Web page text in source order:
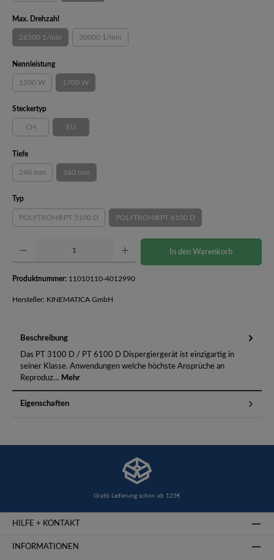
Max. Drehzahl
26500 1/min(Diese Option ist zurzeit nicht verfügbar.)
30000 1/min(Diese Option ist zurzeit nicht verfügbar.)
Nennleistungauswählen
1200 W(Diese Option ist zurzeit nicht verfügbar.)
1700 W(Diese Option ist zurzeit nicht verfügbar.)
Steckertypauswählen
CH(Diese Option ist zurzeit nicht verfügbar.)
EU(Diese Option ist zurzeit nicht verfügbar.)
Tiefeauswählen
240 mm(Diese Option ist zurzeit nicht verfügbar.)
360 mm(Diese Option ist zurzeit nicht verfügbar.)
Typauswählen
POLYTRON®PT 3100 D(Diese Option ist zurzeit nicht verfügbar.)
POLYTRON®PT 6100 D(Diese Option ist zurzeit nicht
Produkt Anzahl: Gib den gewünschten Wert ein oder benutze die Schaltflächen um die
In den Warenkorb
Produktnummer: 11010110-4012990
Hersteller: KINEMATICA GmbH
Beschreibung
Das PT 3100 D / PT 6100 D Dispergiergerät ist einzigartig in
seiner Klasse. Anwendungen welche höchste Ansprüche an
Reproduz… Mehr
Eigenschaften
Gratis Lieferung schon ab 125€
HILFE + KONTAKT
INFORMATIONEN